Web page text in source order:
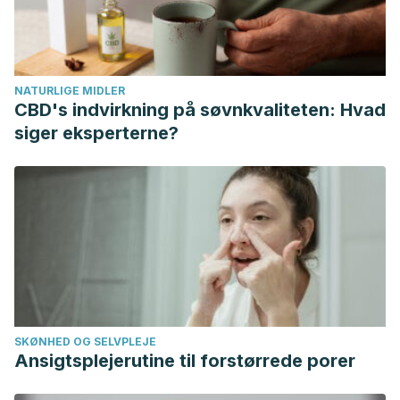
Contaminación por mercurio en humanos y peces en el
municipio de Ayapel, Córdoba, Colombia, 2009. Revista
Facultad Nacional Salud Pública.
https://www.redalyc.org/articulo.oa?id=12016346003
Heo, H. C., Lim, Y. H., Byun, Y. S., & Sakong, J.
Mercury concentration in shark meat from traditional
markets of Gyeongsangbuk-do, South Korea. Annals of
occupational and environmental medicine ,32, e3.
https://doi.org/10.35371/aoem.2020.32.e3
(1998). El Pescado Fresco : Su Calidad y
Cambios de su Calidad. FAO Documento Tecnico de
https://www.fao.org/3/v7180s/v7180s00.htm
Kerguelén, M
. (2021). Condiciones de exposición de la
población habitante de la cuenca del río Atrato (municipio
de Turbo) y su relación con niveles de mercurio en
NATURLIGE MIDLER
CBD's indvirkning på søvnkvaliteten: Hvad
siger eksperterne?
SKØNHED OG SELVPLEJE
Ansigtsplejerutine til forstørrede porer